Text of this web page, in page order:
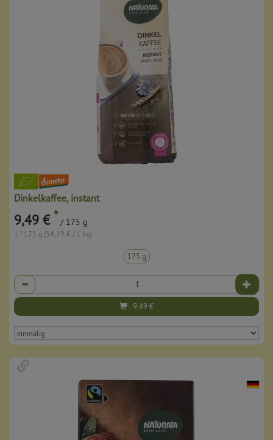
Dinkelkaffee, instant
9,49 € * / 175 g
1 * 175 g (54,19 € / 1 kg)
175 g
Anzahl
9,49€